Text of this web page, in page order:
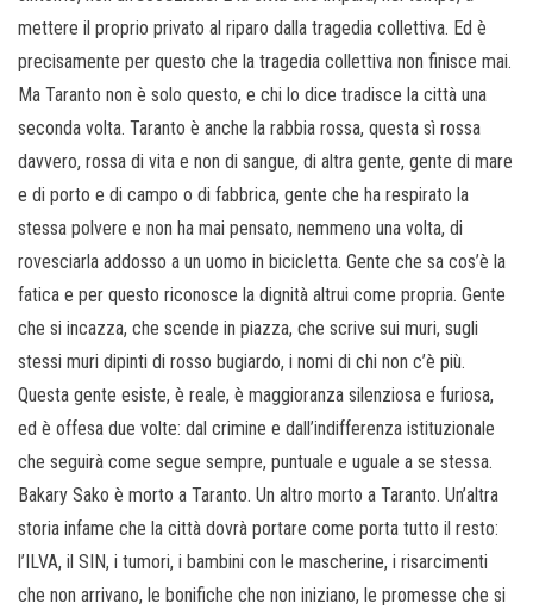
mettere il proprio privato al riparo dalla tragedia collettiva. Ed è
precisamente per questo che la tragedia collettiva non finisce mai.
Ma Taranto non è solo questo, e chi lo dice tradisce la città una
seconda volta. Taranto è anche la rabbia rossa, questa sì rossa
davvero, rossa di vita e non di sangue, di altra gente, gente di mare
e di porto e di campo o di fabbrica, gente che ha respirato la
stessa polvere e non ha mai pensato, nemmeno una volta, di
rovesciarla addosso a un uomo in bicicletta. Gente che sa cos’è la
fatica e per questo riconosce la dignità altrui come propria. Gente
che si incazza, che scende in piazza, che scrive sui muri, sugli
stessi muri dipinti di rosso bugiardo, i nomi di chi non c’è più.
Questa gente esiste, è reale, è maggioranza silenziosa e furiosa,
ed è offesa due volte: dal crimine e dall’indifferenza istituzionale
che seguirà come segue sempre, puntuale e uguale a se stessa.
Bakary Sako è morto a Taranto. Un altro morto a Taranto. Un’altra
storia infame che la città dovrà portare come porta tutto il resto:
l’ILVA, il SIN, i tumori, i bambini con le mascherine, i risarcimenti
che non arrivano, le bonifiche che non iniziano, le promesse che si